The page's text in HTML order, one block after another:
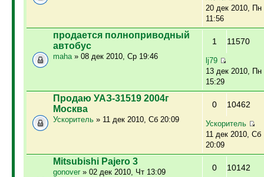
20 дек 2010, Пн
11:56
продается полноприводный
автобус
maha» 08 дек 2010, Ср 19:46
1 11570
lj79
13 дек 2010, Пн
15:29
Продаю УАЗ-31519 2004г
Москва
Ускоритель» 11 дек 2010, Сб 20:09
0 10462
Ускоритель
11 дек 2010, Сб
20:09
Mitsubishi Pajero 3
gonover» 02 дек 2010, Чт 13:09 0 10142